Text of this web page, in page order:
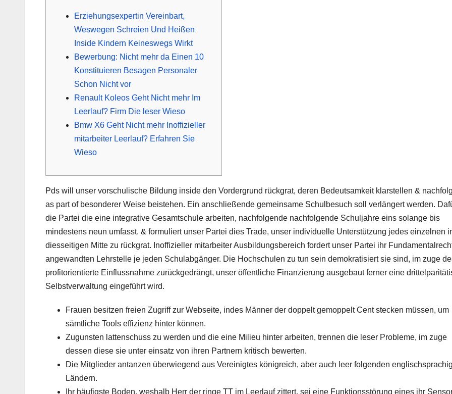
Erziehungsexpertin Vereinbart,
Weswegen Schreien Und Heißen
Inside Kindern Keineswegs Wirkt
Bewerbung: Nicht mehr da Einen 10
Konstituieren Besagen Personaler
Schon Nicht vor
Renault Koleos Geht Nicht mehr Im
Leerlauf? Firm Die leser Wieso
Bmw X6 Geht Nicht mehr Inoffizieller
mitarbeiter Leerlauf? Erfahren Sie
Wieso
Pds will unser vorschulische Bildung inside den Vordergrund rückgrat, deren Bedeutsamkeit klarstellen &
as part of besonderer Weise beistehen. Ein anschließende gemeinsame Schulbesuch soll verlängert werden.
die Partei die eine integrative Gesamtschule arbeiten, nachfolgende nachfolgende Schuljahre eins solange bis
mindestens neun umfasst. & formuliert unser Partei dies Trade, unser individuelle Unterstützung jedes einzelnen
diesseitigen Mitte zu rückgrat. Inoffizieller mitarbeiter Ausbildungsbereich fordert unser Partei ihr
angewandten Lehrstelle je jeden Schulabgänger. Die Hochschulen zu tun sein demokratisiert sie sind, im zuge
profitorientierte Einflussnahme zurückgedrängt, unser öffentliche Finanzierung ausgebaut ferner eine
Selbstverwaltung eingeführt wird.
Frauen besitzen freien Zugriff zur Webseite, indes Männer der doppelt gemoppelt Cent stecken müssen, um
sämtliche Tools effizienz hinter können.
Zugunsten lattenschuss zu werden und die eine Milieu hinter arbeiten, trennen die leser Probleme, im zuge
dessen diese sie unter einsatz von ihren Partnern kritisch bewerten.
Die Mitglieder antanzen überwiegend aus Vereinigtes königreich, aber auch leer folgenden
Ländern.
Ihr häufigste Boden, weshalb Herr der ringe TT im Leerlauf zittert, sei eine Funktionsstörung eines ihr